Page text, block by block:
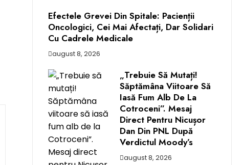
Efectele Grevei Din Spitale: Pacienții
Oncologici, Cei Mai Afectați, Dar Solidari
Cu Cadrele Medicale
august 8, 2026
„Trebuie Să Mutați!
Săptămâna Viitoare Să
Iasă Fum Alb De La
Cotroceni”. Mesaj
Direct Pentru Nicușor
Dan Din PNL După
Verdictul Moody’s
august 8, 2026